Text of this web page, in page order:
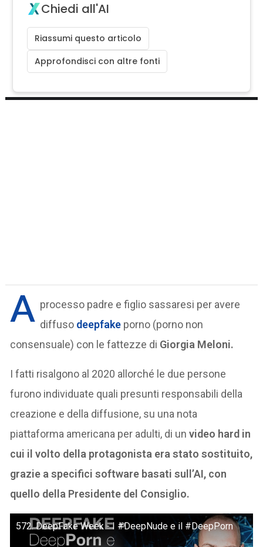
Chiedi all'AI
Riassumi questo articolo
Approfondisci con altre fonti
A processo padre e figlio sassaresi per avere
diffuso deepfake porno (porno non
consensuale) con le fattezze di Giorgia Meloni.
I fatti risalgono al 2020 allorché le due persone
furono individuate quali presunti responsabili della
creazione e della diffusione, su una nota
piattaforma americana per adulti, di unvideo hard in
cui il volto della protagonista era stato sostituito,
grazie a specifici software basati sull’AI, con
quello della Presidente del Consiglio.
572. DeepFake Week - I #DeepNude e il #DeepPorn